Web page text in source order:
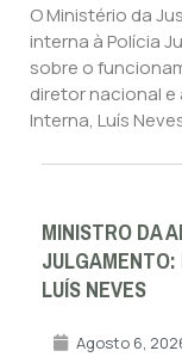
O Ministério da
interna à Polícia
sobre o
diretor nacional
Interna, Luís
MINISTRO DA
JULGAMENTO:
LUÍS NEVES
Agosto 6,